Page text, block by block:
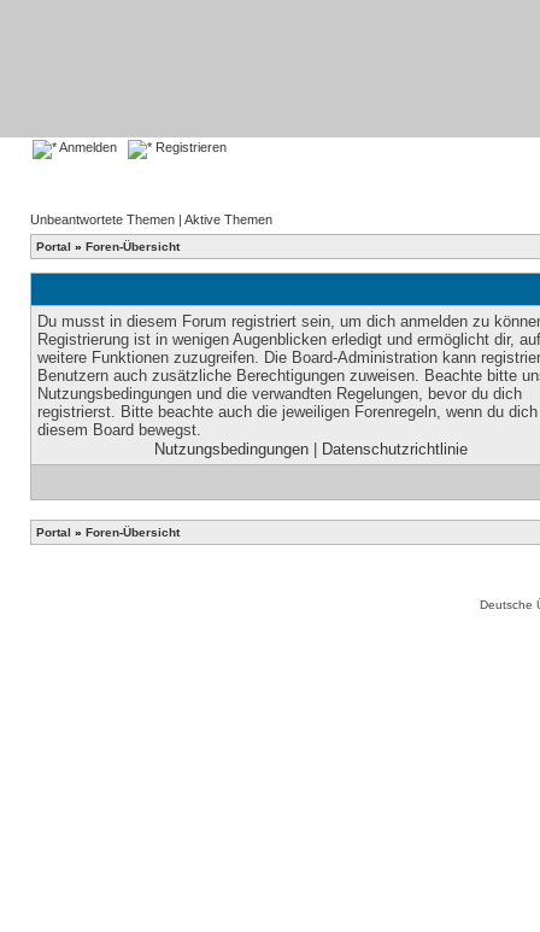
Anmelden Registrieren
Unbeantwortete Themen | Aktive Themen
Portal » Foren-Übersicht
Du musst in diesem Forum registriert sein, um dich anmelden zu
Registrierung ist in wenigen Augenblicken erledigt und ermöglicht dir, auf
weitere Funktionen zuzugreifen. Die Board-Administration kann
Benutzern auch zusätzliche Berechtigungen zuweisen. Beachte bitte
Nutzungsbedingungen und die verwandten Regelungen, bevor du dich
registrierst. Bitte beachte auch die jeweiligen Forenregeln, wenn du
diesem Board bewegst.
Nutzungsbedingungen| Datenschutzrichtlinie
Portal » Foren-Übersicht
Deutsche